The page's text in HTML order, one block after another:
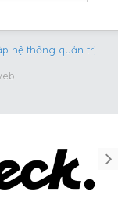
hệ thống quản trị